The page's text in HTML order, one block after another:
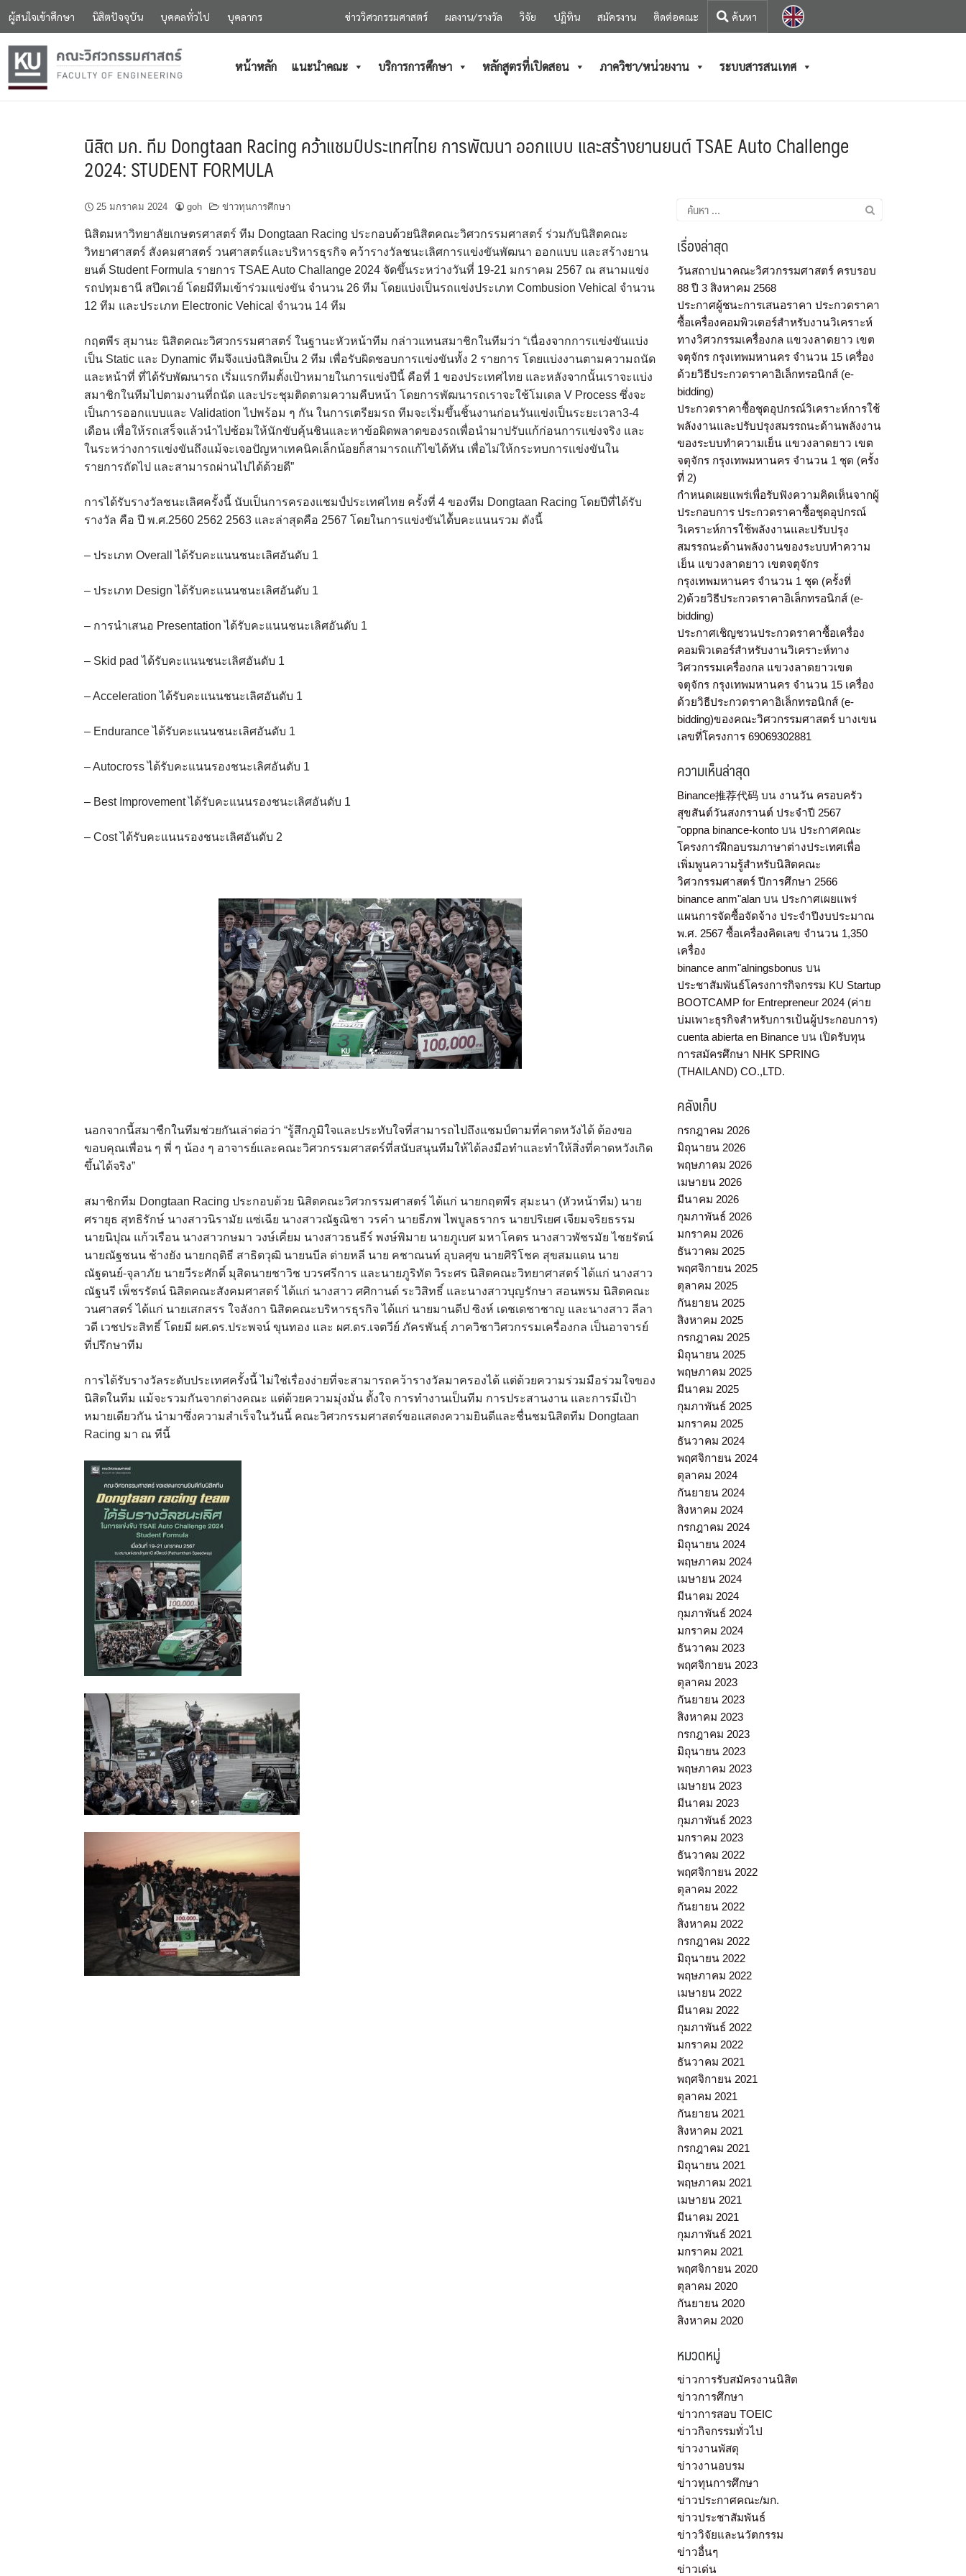
ผู้สนใจเข้าศึกษา นิสิตปัจจุบัน บุคคลทั่วไป บุคลากร ข่าววิศวกรรมศาสตร์ ผลงาน/รางวัล วิจัย ปฏิทิน สมัครงาน ติดต่อคณะ
หน้าหลัก แนะนำคณะ บริการการศึกษา หลักสูตรที่เปิดสอน ภาควิชา/หน่วยงาน ระบบสารสนเทศ
นิสิต มก. ทีม Dongtaan Racing คว้าแชมป์ประเทศไทย การพัฒนา ออกแบบ และสร้างยานยนต์ TSAE Auto Challenge
2024: STUDENT FORMULA
25 มกราคม 2024 goh ข่าวทุนการศึกษา
นิสิตมหาวิทยาลัยเกษตรศาสตร์ ทีม Dongtaan Racing ประกอบด้วยนิสิตคณะวิศวกรรมศาสตร์ ร่วมกับนิสิตคณะ
วิทยาศาสตร์ สังคมศาสตร์ วนศาสตร์และบริหารธุรกิจ คว้ารางวัลชนะเลิศการแข่งขันพัฒนา ออกแบบ และสร้างยาน
ยนต์ Student Formula รายการ TSAE Auto Challange 2024 จัดขึ้นระหว่างวันที่ 19-21 มกราคม 2567 ณ สนามแข่ง
รถปทุมธานี สปีดเวย์ โดยมีทีมเข้าร่วมแข่งขัน จำนวน 26 ทีม โดยแบ่งเป็นรถแข่งประเภท Combusion Vehical จำนวน
12 ทีม และประเภท Electronic Vehical จำนวน 14 ทีม
กฤตพีร สุมานะ นิสิตคณะวิศวกรรมศาสตร์ ในฐานะหัวหน้าทีม กล่าวแทนสมาชิกในทีมว่า “เนื่องจากการแข่งขันแบ่ง
เป็น Static และ Dynamic ทีมจึงแบ่งนิสิตเป็น 2 ทีม เพื่อรับผิดชอบการแข่งขันทั้ง 2 รายการ โดยแบ่งงานตามความถนัด
และหน้าที่ ที่ได้รับพัฒนารถ เริ่มแรกทีมตั้งเป้าหมายในการแข่งปีนี้ คือที่ 1 ของประเทศไทย และหลังจากนั้นเราจะแบ่ง
สมาชิกในทีมไปตามงานที่ถนัด และประชุมติดตามความคืบหน้า โดยการพัฒนารถเราจะใช้โมเดล V Process ซึ่งจะ
เป็นการออกแบบและ Validation ไปพร้อม ๆ กัน ในการเตรียมรถ ทีมจะเริ่มขึ้นชิ้นงานก่อนวันแข่งเป็นระยะเวลา3-4
เดือน เพื่อให้รถเสร็จแล้วนำไปซ้อมให้นักขับคุ้นชินและหาข้อผิดพลาดของรถเพื่อนำมาปรับแก้ก่อนการแข่งจริง และ
ในระหว่างการแข่งขันถึงแม้จะเจอปัญหาเทคนิคเล็กน้อยก็สามารถแก้ไขได้ทัน เพื่อไม่ให้กระทบการแข่งขันใน
รายการถัดไป และสามารถผ่านไปได้ด้วยดี”
การได้รับรางวัลชนะเลิศครั้งนี้ นับเป็นการครองแชมป์ประเทศไทย ครั้งที่ 4 ของทีม Dongtaan Racing โดยปีที่ได้รับ
รางวัล คือ ปี พ.ศ.2560 2562 2563 และล่าสุดคือ 2567 โดยในการแข่งขันได้ับคะแนนรวม ดังนี้
– ประเภท Overall ได้รับคะแนนชนะเลิศอันดับ 1
– ประเภท Design ได้รับคะแนนชนะเลิศอันดับ 1
– การนำเสนอ Presentation ได้รับคะแนนชนะเลิศอันดับ 1
– Skid pad ได้รับคะแนนชนะเลิศอันดับ 1
– Acceleration ได้รับคะแนนชนะเลิศอันดับ 1
– Endurance ได้รับคะแนนชนะเลิศอันดับ 1
– Autocroรs ได้รับคะแนนรองชนะเลิศอันดับ 1
– Best Improvement ได้รับคะแนนรองชนะเลิศอันดับ 1
– Cost ได้รับคะแนนรองชนะเลิศอันดับ 2
นอกจากนี้สมาชืกในทีมช่วยกันเล่าต่อว่า “รู้สึกภูมิใจและประทับใจที่สามารถไปถึงแชมป์ตามที่คาดหวังได้ ต้องขอ
ขอบคุณเพื่อน ๆ พี่ ๆ น้อง ๆ อาจารย์และคณะวิศวกรรมศาสตร์ที่สนับสนุนทีมให้ได้ลงมือทำและทำให้สิ่งที่คาดหวังเกิด
ขึ้นได้จริง”
สมาชิกทีม Dongtaan Racing ประกอบด้วย นิสิตคณะวิศวกรรมศาสตร์ ได้แก่ นายกฤตพีร สุมะนา (หัวหน้าทีม) นาย
ศรายุธ สุทธิรักษ์ นางสาวนิรามัย แซ่เฉีย นางสาวณัฐณิชา วรคำ นายธีภพ ไพบูลธรากร นายปริเยศ เจียมจริยธรรม
นายนิปุณ แก้วเรือน นางสาวกษมา วงษ์เคี่ยม นางสาวธนธีร์ พงษ์พิมาย นายภูเบศ มหาโคตร นางสาวพัชรมัย ไชยรัตน์
นายณัฐชนน ช้างยัง นายกฤติธี สาธิตวุฒิ นายนบีล ต่ายหลี นาย คชาณนท์ อุบลศุข นายศิริโชค สุขสมแดน นาย
ณัฐดนย์-จุลาภัย นายวีระศักดิ์ มุสิดนายชาวิช บวรศรีการ และนายภูริทัต วิระศร นิสิตคณะวิทยาศาสตร์ ได้แก่ นางสาว
ณัฐนรี เพ็ชรรัตน์ นิสิตคณะสังคมศาสตร์ ได้แก่ นางสาว ศศิกานต์ ระวิสิทธิ์ และนางสาวบุญรักษา สอนพรม นิสิตคณะ
วนศาสตร์ ได้แก่ นายเสกสรร ใจลังกา นิสิตคณะบริหารธุรกิจ ได้แก่ นายมานดีป ซิงห์ เดชเดชาชาญ และนางสาว ลีลา
วดี เวชประสิทธิ์ โดยมี ผศ.ดร.ประพจน์ ขุนทอง และ ผศ.ดร.เจตวีย์ ภัครพันธุ์ ภาควิชาวิศวกรรมเครื่องกล เป็นอาจารย์
ที่ปรึกษาทีม
การได้รับรางวัลระดับประเทศครั้งนี้ ไม่ใช่เรื่องง่ายที่จะสามารถคว้ารางวัลมาครองได้ แต่ด้วยความร่วมมือร่วมใจของ
นิสิตในทีม แม้จะรวมกันจากต่างคณะ แต่ด้วยความมุ่งมั่น ตั้งใจ การทำงานเป็นทีม การประสานงาน และการมีเป้า
หมายเดียวกัน นำมาซึ่งความสำเร็จในวันนี้ คณะวิศวกรรมศาสตร์ขอแสดงความยินดีและชื่นชมนิสิตทีม Dongtaan
Racing มา ณ ทีนี้
เรื่องล่าสุด
วันสถาปนาคณะวิศวกรรมศาสตร์ ครบรอบ
88 ปี 3 สิงหาคม 2568
ประกาศผู้ชนะการเสนอราคา ประกวดราคา
ซื้อเครื่องคอมพิวเตอร์สำหรับงานวิเคราะห์
ทางวิศวกรรมเครื่องกล แขวงลาดยาว เขต
จตุจักร กรุงเทพมหานคร จำนวน 15 เครื่อง
ด้วยวิธีประกวดราคาอิเล็กทรอนิกส์ (e-
bidding)
ประกวดราคาซื้อชุดอุปกรณ์วิเคราะห์การใช้
พลังงานและปรับปรุงสมรรถนะด้านพลังงาน
ของระบบทำความเย็น แขวงลาดยาว เขต
จตุจักร กรุงเทพมหานคร จำนวน 1 ชุด (ครั้ง
ที่ 2)
กำหนดเผยแพร่เพื่อรับฟังความคิดเห็นจากผู้
ประกอบการ ประกวดราคาซื้อชุดอุปกรณ์
วิเคราะห์การใช้พลังงานและปรับปรุง
สมรรถนะด้านพลังงานของระบบทำความ
เย็น แขวงลาดยาว เขตจตุจักร
กรุงเทพมหานคร จำนวน 1 ชุด (ครั้งที่
2)ด้วยวิธีประกวดราคาอิเล็กทรอนิกส์ (e-
bidding)
ประกาศเชิญชวนประกวดราคาซื้อเครื่อง
คอมพิวเตอร์สำหรับงานวิเคราะห์ทาง
วิศวกรรมเครื่องกล แขวงลาดยาวเขต
จตุจักร กรุงเทพมหานคร จำนวน 15 เครื่อง
ด้วยวิธีประกวดราคาอิเล็กทรอนิกส์ (e-
bidding)ของคณะวิศวกรรมศาสตร์ บางเขน
เลขที่โครงการ 69069302881
ความเห็นล่าสุด
Binance推荐代码 บน งานวัน ครอบครัว
สุขสันต์วันสงกรานต์ ประจำปี 2567
"oppna binance-konto บนประกาศคณะ
โครงการฝึกอบรมภาษาต่างประเทศเพื่อ
เพิ่มพูนความรู้สำหรับนิสิตคณะ
วิศวกรรมศาสตร์ ปีการศึกษา 2566
binance anm"alan บนประกาศเผยแพร่
แผนการจัดซื้อจัดจ้าง ประจำปีงบประมาณ
พ.ศ. 2567 ซื้อเครื่องคิดเลข จำนวน 1,350
เครื่อง
binance anm"alningsbonus บน
ประชาสัมพันธ์โครงการกิจกรรม KU Startup
BOOTCAMP for Entrepreneur 2024 (ค่าย
บ่มเพาะธุรกิจสำหรับการเป้นผู้ประกอบการ)
cuenta abierta en Binance บน เปิดรับทุน
การสมัครศึกษา NHK SPRING
(THAILAND) CO.,LTD.
คลังเก็บ
กรกฎาคม 2026
มิถุนายน 2026
พฤษภาคม 2026
เมษายน 2026
มีนาคม 2026
กุมภาพันธ์ 2026
มกราคม 2026
ธันวาคม 2025
พฤศจิกายน 2025
ตุลาคม 2025
กันยายน 2025
สิงหาคม 2025
กรกฎาคม 2025
มิถุนายน 2025
พฤษภาคม 2025
มีนาคม 2025
กุมภาพันธ์ 2025
มกราคม 2025
ธันวาคม 2024
พฤศจิกายน 2024
ตุลาคม 2024
กันยายน 2024
สิงหาคม 2024
กรกฎาคม 2024
มิถุนายน 2024
พฤษภาคม 2024
เมษายน 2024
มีนาคม 2024
กุมภาพันธ์ 2024
มกราคม 2024
ธันวาคม 2023
พฤศจิกายน 2023
ตุลาคม 2023
กันยายน 2023
สิงหาคม 2023
กรกฎาคม 2023
มิถุนายน 2023
พฤษภาคม 2023
เมษายน 2023
มีนาคม 2023
กุมภาพันธ์ 2023
มกราคม 2023
ธันวาคม 2022
พฤศจิกายน 2022
ตุลาคม 2022
กันยายน 2022
สิงหาคม 2022
กรกฎาคม 2022
มิถุนายน 2022
พฤษภาคม 2022
เมษายน 2022
มีนาคม 2022
กุมภาพันธ์ 2022
มกราคม 2022
ธันวาคม 2021
พฤศจิกายน 2021
ตุลาคม 2021
กันยายน 2021
สิงหาคม 2021
กรกฎาคม 2021
มิถุนายน 2021
พฤษภาคม 2021
เมษายน 2021
มีนาคม 2021
กุมภาพันธ์ 2021
มกราคม 2021
พฤศจิกายน 2020
ตุลาคม 2020
กันยายน 2020
สิงหาคม 2020
หมวดหมู่
ข่าวการรับสมัครงานนิสิต
ข่าวการศึกษา
ข่าวการสอบ TOEIC
ข่าวกิจกรรมทั่วไป
ข่าวงานพัสดุ
ข่าวงานอบรม
ข่าวทุนการศึกษา
ข่าวประกาศคณะ/มก.
ข่าวประชาสัมพันธ์
ข่าววิจัยและนวัตกรรม
ข่าวอื่นๆ
ข่าวเด่น